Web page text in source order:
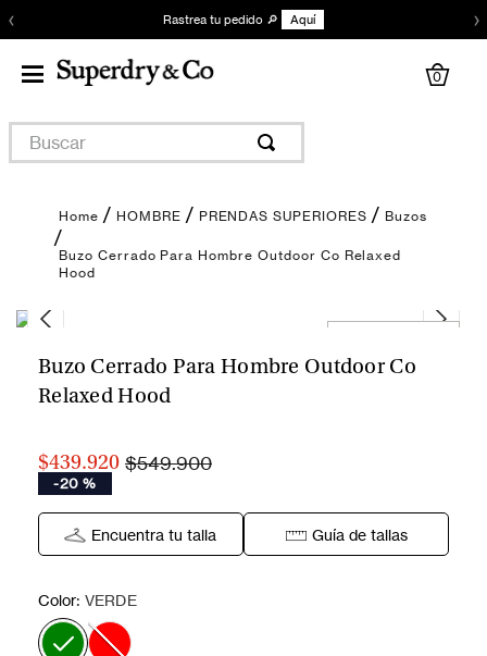
‹ Rastrea tu pedido 🔎 Aquí ›
0
Buscar
HOMBRE PRENDAS SUPERIORES Buzos
Buzo Cerrado Para Hombre Outdoor Co Relaxed
Hood
Buzo Cerrado Para Hombre Outdoor Co
Relaxed Hood
$439.920 $549.900
-20 %
Encuentra tu talla Guía de tallas
Color: VERDE